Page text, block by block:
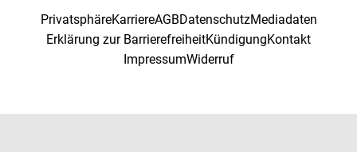
PrivatsphäreKarriereAGBDatenschutzMediadaten
Erklärung zur BarrierefreiheitKündigungKontakt
ImpressumWiderruf